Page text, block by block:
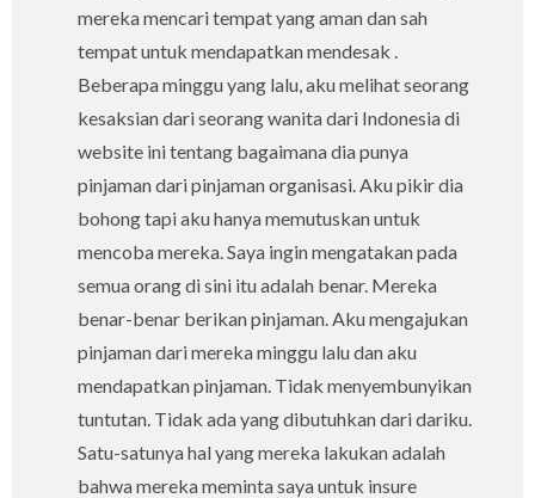
mereka mencari tempat yang aman dan sah
tempat untuk mendapatkan mendesak .
Beberapa minggu yang lalu, aku melihat seorang
kesaksian dari seorang wanita dari Indonesia di
website ini tentang bagaimana dia punya
pinjaman dari pinjaman organisasi. Aku pikir dia
bohong tapi aku hanya memutuskan untuk
mencoba mereka. Saya ingin mengatakan pada
semua orang di sini itu adalah benar. Mereka
benar-benar berikan pinjaman. Aku mengajukan
pinjaman dari mereka minggu lalu dan aku
mendapatkan pinjaman. Tidak menyembunyikan
tuntutan. Tidak ada yang dibutuhkan dari dariku.
Satu-satunya hal yang mereka lakukan adalah
bahwa mereka meminta saya untuk insure